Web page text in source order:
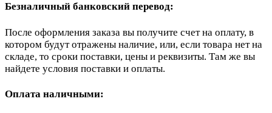
Безналичный банковский перевод:
После оформления заказа вы получите счет на оплату, в
котором будут отражены наличие, или, если товара нет на
складе, то сроки поставки, цены и реквизиты. Там же вы
найдете условия поставки и оплаты.
Оплата наличными: